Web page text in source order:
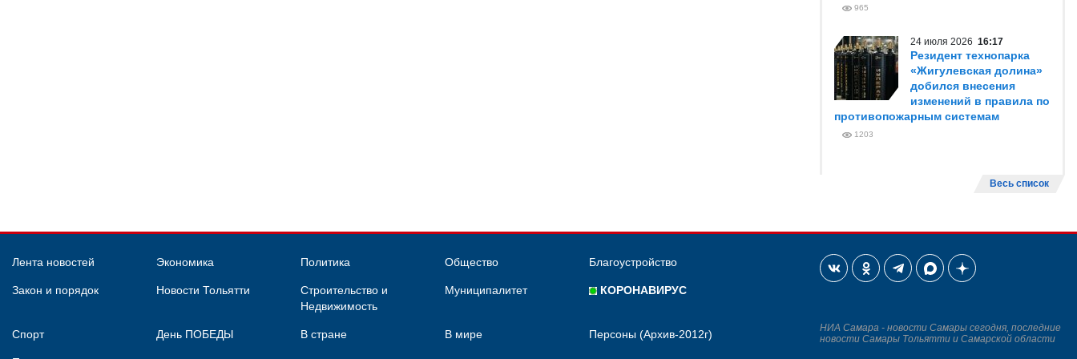
965
24 июля 2026 16:17
Резидент технопарка
«Жигулевская долина»
добился внесения
изменений в правила по
противопожарным системам
1203
Весь список
Лента новостей Экономика Политика Общество Благоустройство
Закон и порядок Новости Тольятти
Строительство и
Недвижимость
Муниципалитет КОРОНАВИРУС
Спорт День ПОБЕДЫ В стране В мире Персоны (Архив-2012г)
НИА Самара - новости Самары сегодня, последние
новости Самары Тольятти и Самарской области